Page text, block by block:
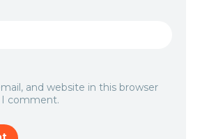
and website in this browser
comment.